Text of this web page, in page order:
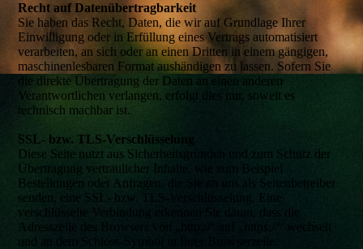
Recht auf Datenübertragbarkeit
Sie haben das Recht, Daten, die wir auf Grundlage Ihrer
Einwilligung oder in Erfüllung eines Vertrags automatisiert
verarbeiten, an sich oder an einen Dritten in einem gängigen,
maschinenlesbaren Format aushändigen zu lassen. Sofern Sie
die direkte Übertragung der Daten an einen anderen
Verantwortlichen verlangen, erfolgt dies nur, soweit es
technisch machbar ist.
SSL- bzw. TLS-Verschlüsselung
Diese Seite nutzt aus Sicherheitsgründen und zum Schutz der
Übertragung vertraulicher Inhalte, wie zum Beispiel
Bestellungen oder Anfragen, die Sie an uns als Seitenbetreiber
senden, eine SSL- bzw. TLS-Verschlüsselung. Eine
verschlüsselte Verbindung erkennen Sie daran, dass die
Adresszeile des Browsers von „http://“ auf „https://“ wechselt
und an dem Schloss-Symbol in Ihrer Browserzeile.